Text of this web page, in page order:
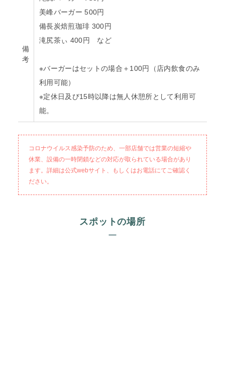
備
考
美峰バーガー 500円
備長炭焙煎珈琲 300円
滝尻茶ぃ 400円 など
※バーガーはセットの場合＋100円（店内飲食のみ
利用可能）
※定休日及び15時以降は無人休憩所として利用可
能。
コロナウイルス感染予防のため、一部店舗では営業の短縮や
休業、設備の一時閉鎖などの対応が取られている場合があり
ます。詳細は公式webサイト、もしくはお電話にてご確認く
ださい。
スポットの場所